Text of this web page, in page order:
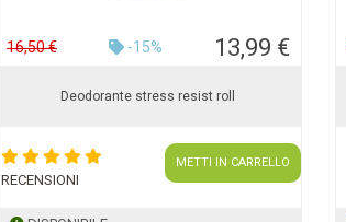
16,50 € -15% 13,99 €
Deodorante stress resist roll
RECENSIONI
METTI IN CARRELLO